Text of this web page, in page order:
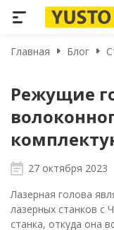
Главная Блог
Режущие
27 октября 2023
Лазерная голова
лазерных станков с
станка, откуда она